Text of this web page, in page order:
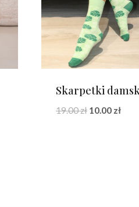
Skarpetki
19.00zł Pierwotna
10.00 zł